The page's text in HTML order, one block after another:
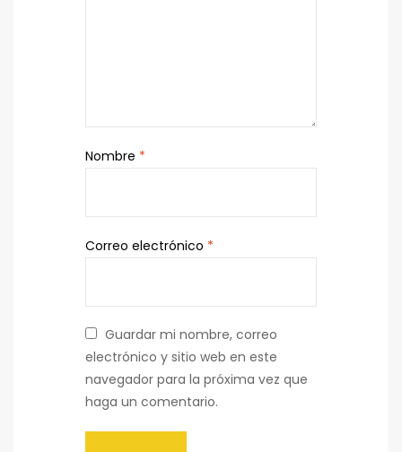
Nombre *
Correo electrónico *
Guardar mi nombre, correo
electrónico y sitio web en este
navegador para la próxima vez que
haga un comentario.